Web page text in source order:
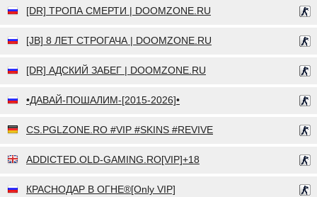
[DR] ТРОПА СМЕРТИ | DOOMZONE.RU
[JB] 8 ЛЕТ СТРОГАЧА | DOOMZONE.RU
[DR] АДСКИЙ ЗАБЕГ | DOOMZONE.RU
•ДАВАЙ-ПОШАЛИМ-[2015-2026]•
CS.PGLZONE.RO #VIP #SKINS #REVIVE
ADDICTED.OLD-GAMING.RO[VIP]+18
КРАСНОДАР В ОГНЕ®[Only VIP]